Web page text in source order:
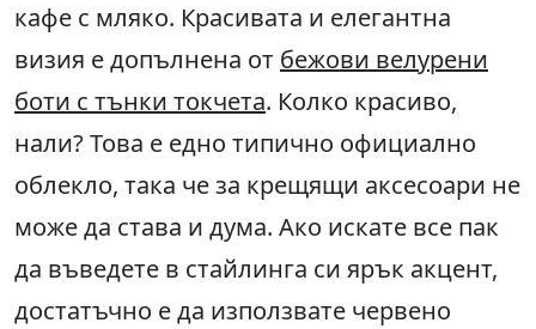
кафе с мляко. Красивата и елегантна
визия е допълнена от бежови велурени
боти с тънки токчета. Колко красиво,
нали? Това е едно типично официално
облекло, така че за крещящи аксесоари не
може да става и дума. Ако искате все пак
да въведете в стайлинга си ярък акцент,
достатъчно е да използвате червено